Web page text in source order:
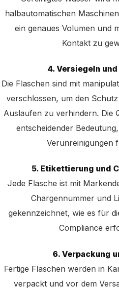
halbautomatischen
ein genaues Volumen und
Kontakt zu
4. Versiegeln
Die Flaschen sind mit
verschlossen, um den
Auslaufen zu verhindern. Die
entscheidender
Verunreinigungen
5. Etikettierung und
Jede Flasche ist mit
Chargennummer und
gekennzeichnet, wie es für
Compliance
6. Verpackung
Fertige Flaschen werden in
verpackt und vor dem